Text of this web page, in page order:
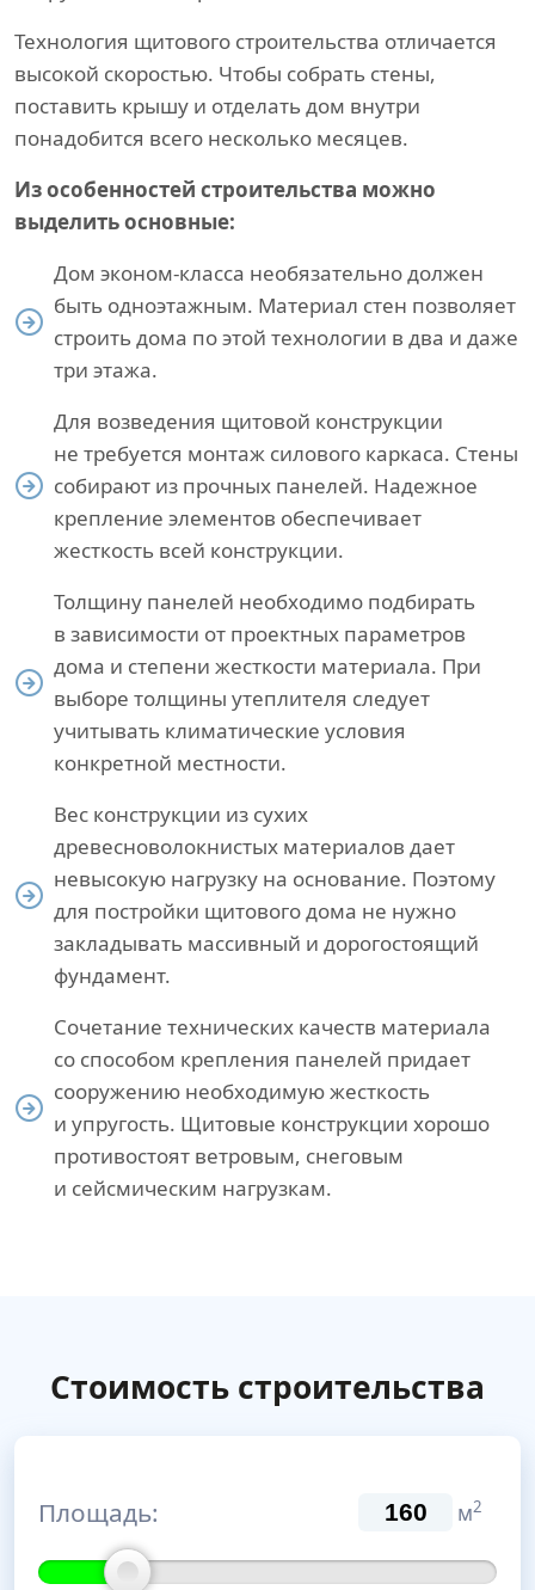
Технология щитового строительства отличается
высокой скоростью. Чтобы собрать стены,
поставить крышу и отделать дом внутри
понадобится всего несколько месяцев.
Из особенностей строительства можно
выделить основные:
Дом эконом-класса необязательно должен
быть одноэтажным. Материал стен позволяет
строить дома по этой технологии в два и даже
три этажа.
Для возведения щитовой конструкции
не требуется монтаж силового каркаса. Стены
собирают из прочных панелей. Надежное
крепление элементов обеспечивает
жесткость всей конструкции.
Толщину панелей необходимо подбирать
в зависимости от проектных параметров
дома и степени жесткости материала. При
выборе толщины утеплителя следует
учитывать климатические условия
конкретной местности.
Вес конструкции из сухих
древесноволокнистых материалов дает
невысокую нагрузку на основание. Поэтому
для постройки щитового дома не нужно
закладывать массивный и дорогостоящий
фундамент.
Сочетание технических качеств материала
со способом крепления панелей придает
сооружению необходимую жесткость
и упругость. Щитовые конструкции хорошо
противостоят ветровым, снеговым
и сейсмическим нагрузкам.
Стоимость строительства
Площадь: м2